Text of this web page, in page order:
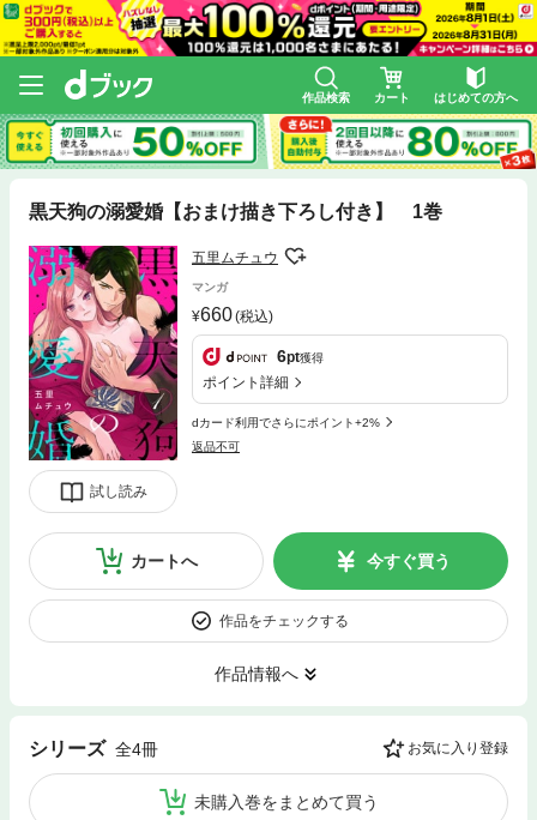
作品検索 カート はじめての方へ
黒天狗の溺愛婚【おまけ描き下ろし付き】 1巻
試し読み
五里ムチュウ
マンガ
660(税込)
6pt獲得
ポイント詳細
dカード利用でさらにポイント+2%
返品不可
カートへ 今すぐ買う
作品をチェックする
作品情報へ
シリーズ 全4冊 お気に入り登録
未購入巻をまとめて買う